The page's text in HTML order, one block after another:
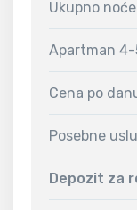
Ukupno
Apartman 4-
Cena po
Posebne
Depozit za